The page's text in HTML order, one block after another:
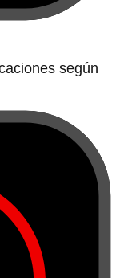
según